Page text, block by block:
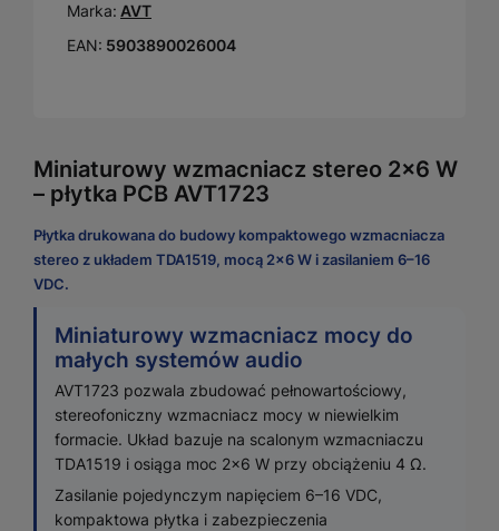
Marka: AVT
EAN: 5903890026004
Miniaturowy wzmacniacz stereo 2×6 W
– płytka PCB AVT1723
Płytka drukowana do budowy kompaktowego wzmacniacza
stereo z układem TDA1519, mocą 2×6 W i zasilaniem 6–16
VDC.
Miniaturowy wzmacniacz mocy do
małych systemów audio
AVT1723 pozwala zbudować pełnowartościowy,
stereofoniczny wzmacniacz mocy w niewielkim
formacie. Układ bazuje na scalonym wzmacniaczu
TDA1519 i osiąga moc 2×6 W przy obciążeniu 4 Ω.
Zasilanie pojedynczym napięciem 6–16 VDC,
kompaktowa płytka i zabezpieczenia